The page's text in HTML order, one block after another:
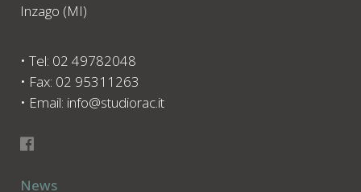
Inzago (MI)
• Tel: 02 49782048
• Fax: 02 95311263
• Email: info@studiorac.it
News